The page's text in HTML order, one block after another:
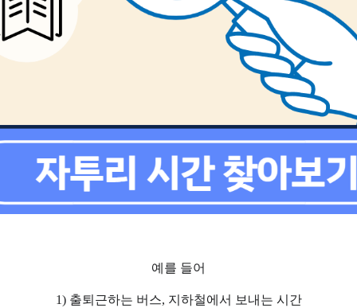
예를 들어
1) 출퇴근하는 버스, 지하철에서 보내는 시간